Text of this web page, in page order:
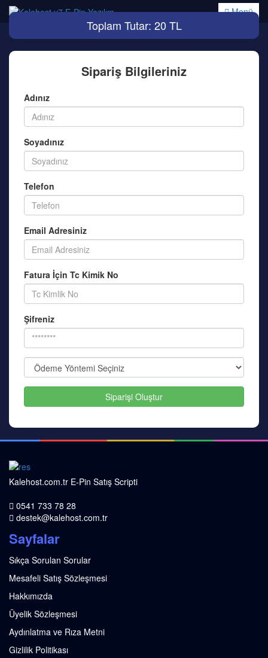
Menü
Toplam Tutar: 20 TL
Sipariş Bilgileriniz
Adınız
Soyadınız
Telefon
Email Adresiniz
Fatura İçin Tc Kimik No
Şifreniz
Siparişi Oluştur
Kalehost.com.tr E-Pin Satış Scripti
0541 733 78 28
destek@kalehost.com.tr
Sayfalar
Sıkça Sorulan Sorular
Mesafeli Satış Sözleşmesi
Hakkımızda
Üyelik Sözleşmesi
Aydınlatma ve Rıza Metni
Gizlilik Politikası